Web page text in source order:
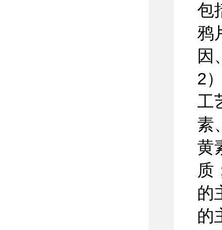
包
鸦
因
2
工
素
黄
质
的
的